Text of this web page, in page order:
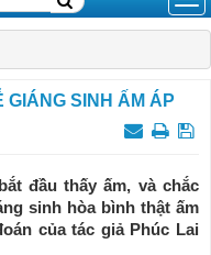
SINH ẤM ÁP
đầu thấy ấm, và chắc
sinh hòa bình thật ấm
của tác giả Phúc Lai